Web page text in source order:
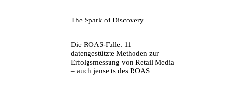
The Spark of Discovery
Die ROAS-Falle: 11
datengestützte Methoden zur
Erfolgsmessung von Retail Media
– auch jenseits des ROAS